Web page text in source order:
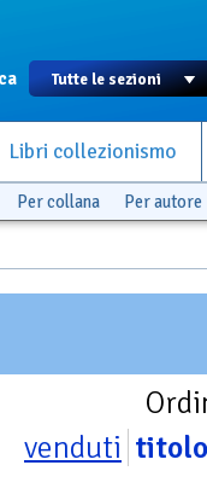
Libri collezionismo
Per collana Per autore
venduti titolo